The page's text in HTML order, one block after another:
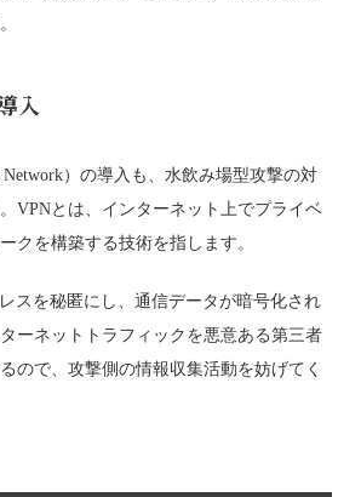
入
）の導入も、水飲み場型攻撃の対
VPNとは、インターネット上でプライベ
クを構築する技術を指します。
スを秘匿にし、通信データが暗号化され
ーネットトラフィックを悪意ある第三者
ので、攻撃側の情報収集活動を妨げてく